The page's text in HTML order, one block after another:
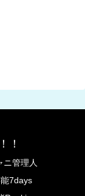
！
ニ管理人
7days